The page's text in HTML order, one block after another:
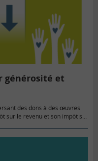
générosité et
des dons à des œuvres
sur le revenu et son impôt sur